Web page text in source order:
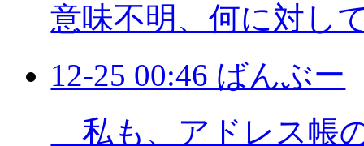
意味不明、何に対し
12-25 00:46 ばんぶー
私も、アドレス帳